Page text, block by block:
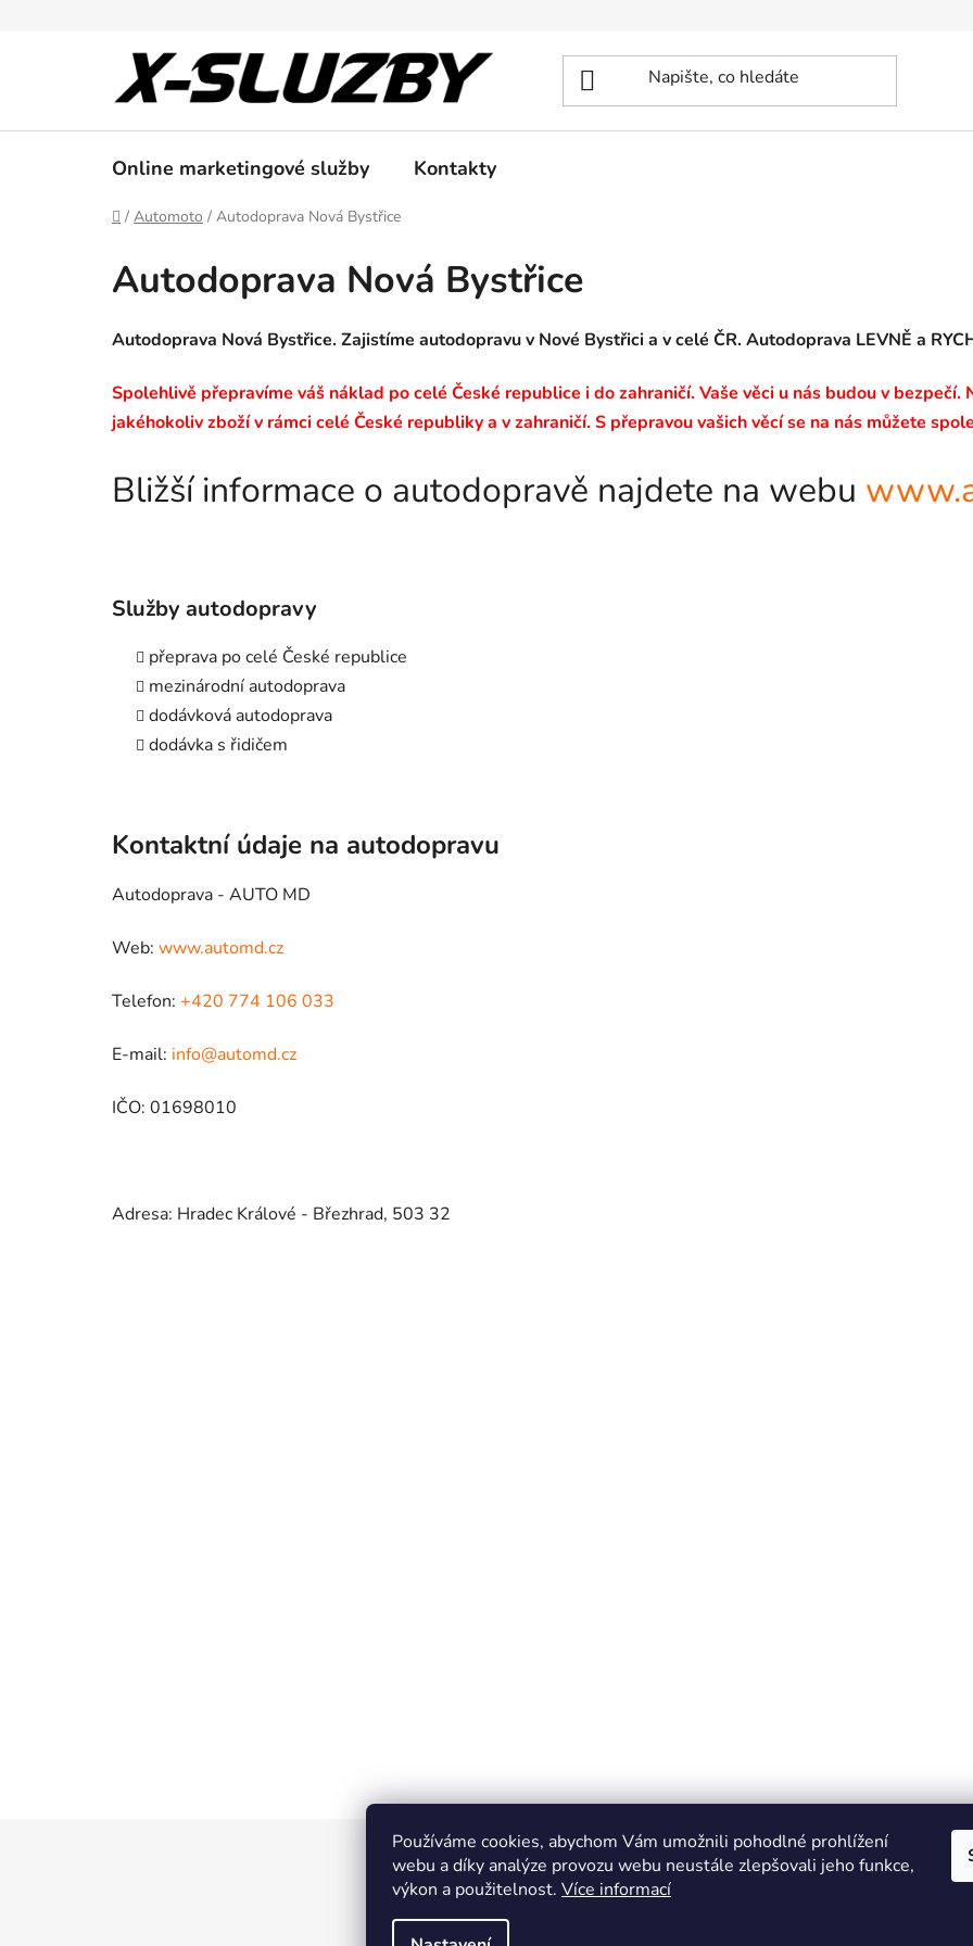
Používáme cookies, abychom Vám umožnili pohodlné prohlížení
webu a díky analýze provozu webu neustále zlepšovali jeho funkce,
výkon a použitelnost. Více informací
Online marketingové služby Kontakty
Domů
/ Automoto / Autodoprava Nová Bystřice
Autodoprava Nová Bystřice
Autodoprava Nová Bystřice. Zajistíme autodopravu v Nové Bystřici a v celé ČR. Autodoprava LEVNĚ a
Spolehlivě přepravíme váš náklad po celé České republice i do zahraničí. Vaše věci u nás budou v
jakéhokoliv zboží v rámci celé České republiky a v zahraničí. S přepravou vašich věcí se na nás můžete
Bližší informace o autodopravě najdete na webu
Služby autodopravy
přeprava po celé České republice
mezinárodní autodoprava
dodávková autodoprava
dodávka s řidičem
Kontaktní údaje na autodopravu
Autodoprava - AUTO MD
Web: www.automd.cz
Telefon: +420 774 106 033
E-mail: info@automd.cz
IČO: 01698010
Adresa: Hradec Králové - Březhrad, 503 32
Online marketing zajišťuje společnost X-VISION